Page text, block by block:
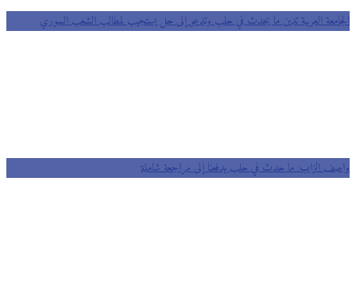
الجامعة العربية تدين ما يحدث في حلب وتدعو إلى حل يستجيب لمطالب الشعب السوري
واصف الزاب: ما حدث في حلب يدفعنا إلى مراجعة شاملة